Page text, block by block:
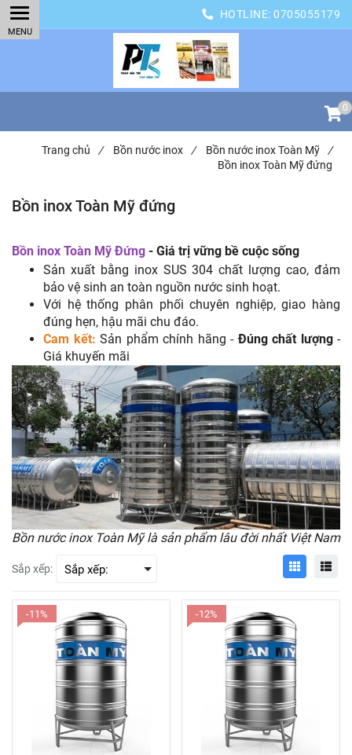
HOTLINE: 0705055179
0
Trang chủ / Bồn nước inox / Bồn nước inox Toàn Mỹ
/
Bồn inox Toàn Mỹ đứng
Bồn inox Toàn Mỹ đứng
Bồn inox Toàn Mỹ Đứng - Giá trị vững bề cuộc sống
Sản xuất bằng inox SUS 304 chất lượng cao, đảm
bảo vệ sinh an toàn nguồn nước sinh hoạt.
Với hệ thống phân phối chuyên nghiệp, giao hàng
đúng hẹn, hậu mãi chu đáo.
Cam kết: Sản phẩm chính hãng -Đúng chất lượng -
Giá khuyến mãi
Bồn nước inox Toàn Mỹ là sản phẩm lâu đời nhất Việt Nam
Sắp xếp:
-11% -12%